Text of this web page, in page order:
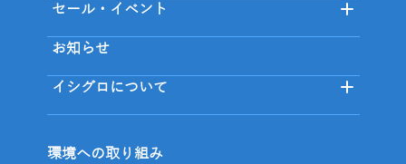
セール・イベント
お知らせ
イシグロについて
環境への取り組み